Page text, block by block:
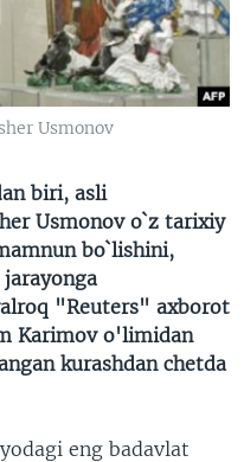
Usmonov
biri, asli
Usmonov o`z tarixiy
bo`lishini,
"Reuters" axborot
Karimov o'limidan
kurashdan chetda
eng badavlat